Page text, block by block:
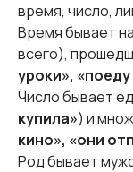
время, число,
Время бывает
всего),
уроки»,
Число бывает
купила») и
кино», «они
Род бывает